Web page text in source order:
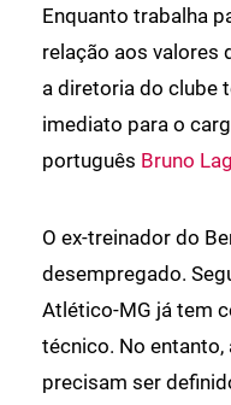
Enquanto trabalha
relação aos valores
a diretoria do clube
imediato para o
português Bruno
O ex-treinador do
desempregado.
Atlético-MG já tem
técnico. No
precisam ser